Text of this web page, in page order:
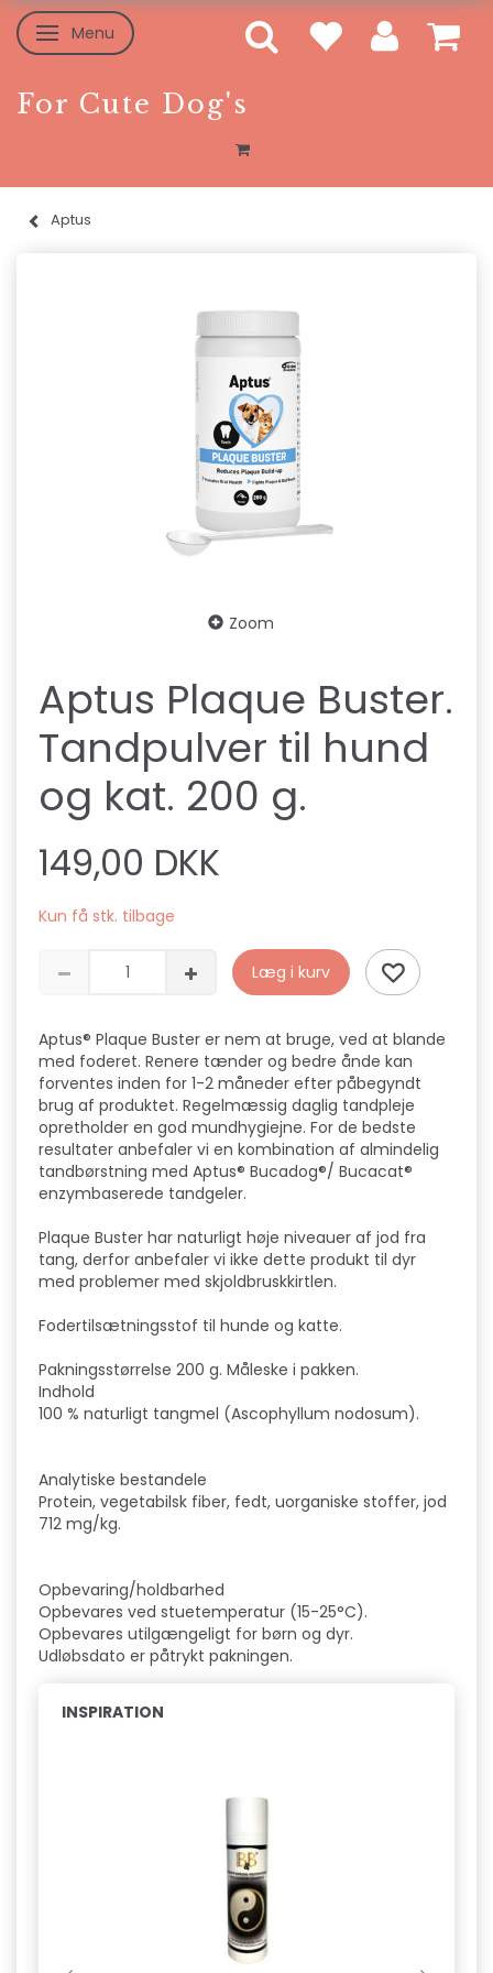
Skifte navigation
Menu
For Cute Dog's
Aptus
Zoom
Aptus Plaque Buster.
Tandpulver til hund
og kat. 200 g.
149,00 DKK
Kun få stk. tilbage
Læg i kurv
Aptus® Plaque Buster er nem at bruge, ved at blande
med foderet. Renere tænder og bedre ånde kan
forventes inden for 1-2 måneder efter påbegyndt
brug af produktet. Regelmæssig daglig tandpleje
opretholder en god mundhygiejne. For de bedste
resultater anbefaler vi en kombination af almindelig
tandbørstning med Aptus® Bucadog®/ Bucacat®
enzymbaserede tandgeler.
Plaque Buster har naturligt høje niveauer af jod fra
tang, derfor anbefaler vi ikke dette produkt til dyr
med problemer med skjoldbruskkirtlen.
Fodertilsætningsstof til hunde og katte.
Pakningsstørrelse 200 g. Måleske i pakken.
Indhold
100 % naturligt tangmel (Ascophyllum nodosum).
Analytiske bestandele
Protein, vegetabilsk fiber, fedt, uorganiske stoffer, jod
712 mg/kg.
Opbevaring/holdbarhed
Opbevares ved stuetemperatur (15-25°C).
Opbevares utilgængeligt for børn og dyr.
Udløbsdato er påtrykt pakningen.
INSPIRATION